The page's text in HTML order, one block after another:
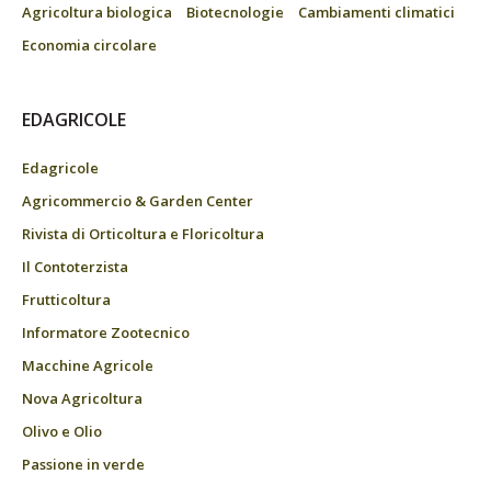
Agricoltura biologica
Biotecnologie
Cambiamenti climatici
Economia circolare
EDAGRICOLE
Edagricole
Agricommercio & Garden Center
Rivista di Orticoltura e Floricoltura
Il Contoterzista
Frutticoltura
Informatore Zootecnico
Macchine Agricole
Nova Agricoltura
Olivo e Olio
Passione in verde